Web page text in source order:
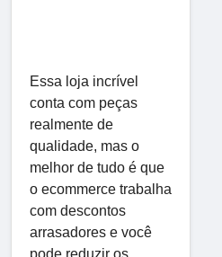
Essa loja incrível
conta com peças
realmente de
qualidade, mas o
melhor de tudo é que
o ecommerce trabalha
com descontos
arrasadores e você